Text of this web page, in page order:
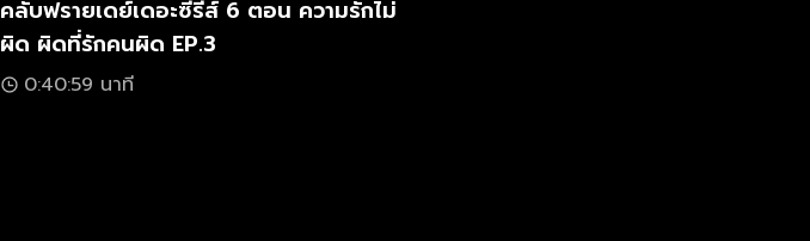
คลับฟรายเดย์เดอะซีรีส์ 6 ตอน ความรักไม่
ผิด ผิดที่รักคนผิด EP.3
0:40:59 นาที